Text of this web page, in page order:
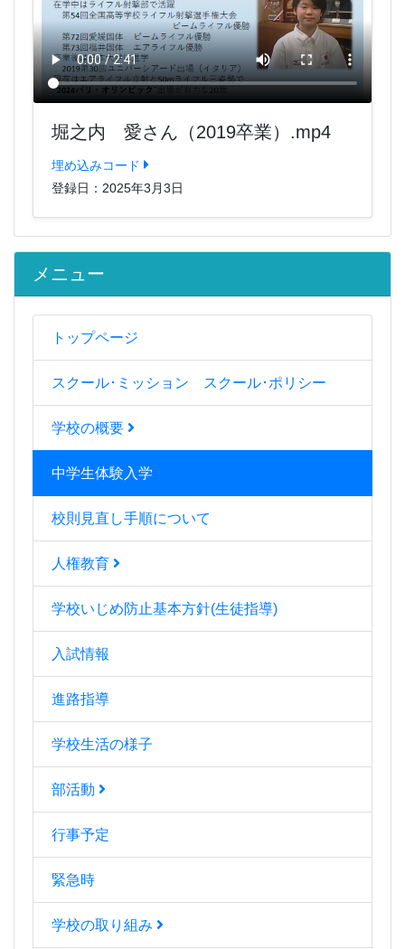
メニュー
トップページ
スクール･ミッション スクール･ポリシー
学校の概要
中学生体験入学
校則見直し手順について
人権教育
学校いじめ防止基本方針(生徒指導)
入試情報
進路指導
学校生活の様子
部活動
行事予定
緊急時
学校の取り組み
堀之内 愛さん（2019卒業）.mp4
埋め込みコード
登録日：2025年3月3日